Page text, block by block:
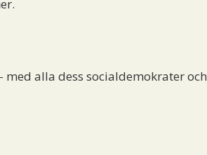
alla dess socialdemokrater och